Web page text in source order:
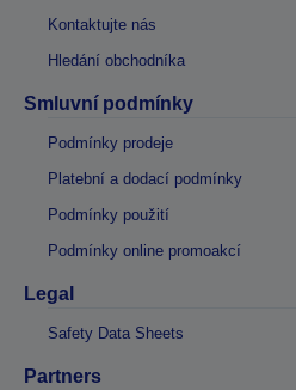
Kontaktujte nás
Hledání obchodníka
Smluvní podmínky
Podmínky prodeje
Platební a dodací podmínky
Podmínky použití
Podmínky online promoakcí
Legal
Safety Data Sheets
Partners